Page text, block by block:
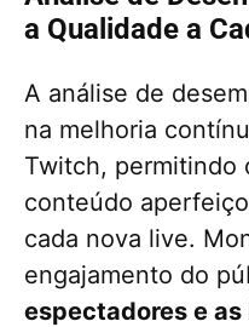
a Qualidade a
A análise de
na melhoria
Twitch, permitindo
conteúdo
cada nova live.
engajamento do
espectadores e